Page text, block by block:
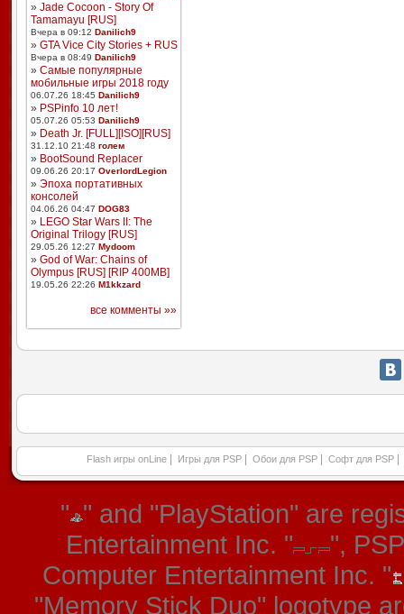
» Jade Cocoon - Story Of
Tamamayu [RUS]
Вчера в 09:12 Danilich9
» GTA Vice City Stories + RUS
Вчера в 08:49 Danilich9
» Самые популярные
мобильные игры 2018 году
06.07.26 18:45 Danilich9
» PSPinfo 10 лет!
05.07.26 05:53 Danilich9
» Death Jr. [FULL][ISO][RUS]
31.12.10 21:48 голем
» BootSound Replacer
09.06.26 20:17 OverlordLegion
» Эпоха портативных
консолей
04.06.26 04:47 DOG83
» LEGO Star Wars II: The
Original Trilogy [RUS]
29.05.26 12:27 Mydoom
» God of War: Chains of
Olympus [RUS] [RIP 400MB]
19.05.26 22:26 M1kkzard
все комменты »»
Flash игры onLine Игры для PSP Обои для PSP Софт для PSP
" " and "PlayStation" are
Entertainment Inc. "
",
Computer Entertainment Inc. "
"Memory Stick Duo" logotype